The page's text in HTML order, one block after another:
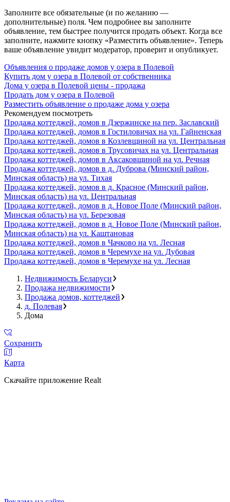
Заполните все обязательные (и по желанию —
дополнительные) поля. Чем подробнее вы заполните
объявление, тем быстрее получится продать объект. Когда все
заполните, нажмите кнопку «Разместить объявление». Теперь
ваше объявление увидит модератор, проверит и опубликует.
Объявления о продаже домов у озера в Полевой
Купить дом у озера в Полевой от собственника
Дома у озера в Полевой цены - продажа
Продать дом у озера в Полевой
Разместить объявление о продаже дома у озера
Рекомендуем посмотреть
Продажа коттеджей, домов в Дзержинске на пер. Заславский
Продажа коттеджей, домов в Гостиловичах на ул. Гайненская
Продажа коттеджей, домов в Козлевщиной на ул. Центральная
Продажа коттеджей, домов в Трусовичах на ул. Центральная
Продажа коттеджей, домов в Аксаковщиной на ул. Речная
Продажа коттеджей, домов в д. Дуброва (Минский район,
Минская область) на ул. Тихая
Продажа коттеджей, домов в д. Красное (Минский район,
Минская область) на ул. Центральная
Продажа коттеджей, домов в д. Новое Поле (Минский район,
Минская область) на ул. Березовая
Продажа коттеджей, домов в д. Новое Поле (Минский район,
Минская область) на ул. Каштановая
Продажа коттеджей, домов в Чачково на ул. Лесная
Продажа коттеджей, домов в Черемухе на ул. Дубовая
Продажа коттеджей, домов в Черемухе на ул. Лесная
Недвижимость Беларуси
Продажа недвижимости
Продажа домов, коттеджей
д. Полевая
Дома
Сохранить
Карта
Скачайте приложение Realt